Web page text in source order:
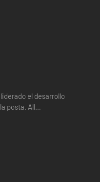
alienígena
para
el desarrollo
posta. All